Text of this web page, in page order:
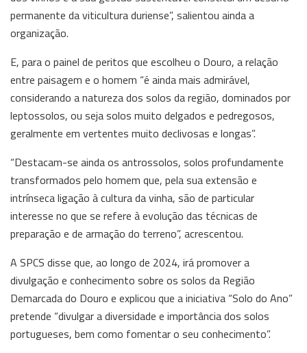
permanente da viticultura duriense”, salientou ainda a
organização.
E, para o painel de peritos que escolheu o Douro, a relação
entre paisagem e o homem “é ainda mais admirável,
considerando a natureza dos solos da região, dominados por
leptossolos, ou seja solos muito delgados e pedregosos,
geralmente em vertentes muito declivosas e longas”.
“Destacam-se ainda os antrossolos, solos profundamente
transformados pelo homem que, pela sua extensão e
intrínseca ligação à cultura da vinha, são de particular
interesse no que se refere à evolução das técnicas de
preparação e de armação do terreno”, acrescentou.
A SPCS disse que, ao longo de 2024, irá promover a
divulgação e conhecimento sobre os solos da Região
Demarcada do Douro e explicou que a iniciativa “Solo do Ano”
pretende “divulgar a diversidade e importância dos solos
portugueses, bem como fomentar o seu conhecimento”.